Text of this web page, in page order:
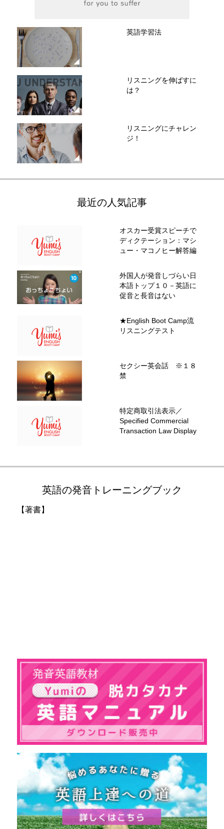
英語学習法
リスニングを伸ばすに
は？
リスニングにチャレン
ジ！
最近の人気記事
オスカー受賞スピーチで
ディクテーション：マシ
ュー・マコノヒー解答編
外国人が発音しづらい日
本語トップ１０－英語に
促音と長音はない
★English Boot Camp流
リスニングテスト
セクシー英会話 ※１８
禁
特定商取引法表示／
Specified Commercial
Transaction Law Display
英語の発音トレーニングブック
【著書】